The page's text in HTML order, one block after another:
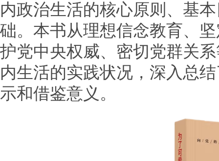
内政治生活的核心原则、基
础。本书从理想信念教育、
护党中央权威、密切党群关
内生活的实践状况，深入总
示和借鉴意义。